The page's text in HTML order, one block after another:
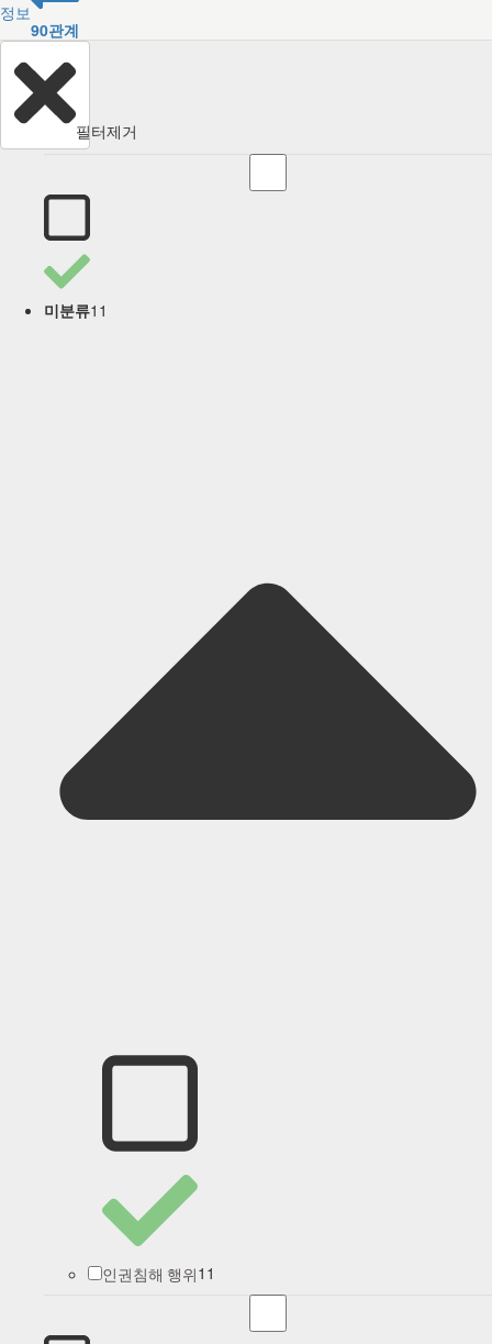
정보
90관계
필터제거
미분류11
인권침해 행위11